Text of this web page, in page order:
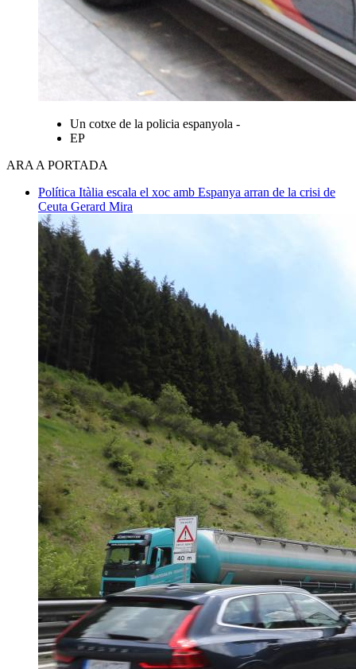
Un cotxe de la policia espanyola -
EP
ARA A PORTADA
Política Itàlia escala el xoc amb Espanya arran de la crisi de
Ceuta Gerard Mira